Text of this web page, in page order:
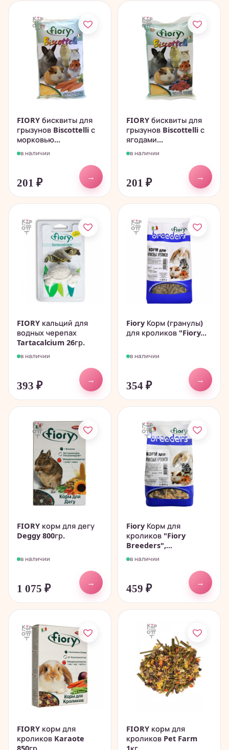
FIORY бисквиты для
грызунов Biscottelli с
морковью...
в наличии
201 ₽
→
FIORY бисквиты для
грызунов Biscottelli с
ягодами...
в наличии
201 ₽
→
FIORY кальций для
водных черепах
Tartacalcium 26гр.
в наличии
393 ₽
→
Fiory Корм (гранулы)
для кроликов "Fiory...
в наличии
354 ₽
→
FIORY корм для дегу
Deggy 800гр.
в наличии
1 075 ₽
→
Fiory Корм для
кроликов "Fiory
Breeders",...
в наличии
459 ₽
→
FIORY корм для
кроликов Karaote
850гр.
FIORY корм для
кроликов Pet Farm
1кг.